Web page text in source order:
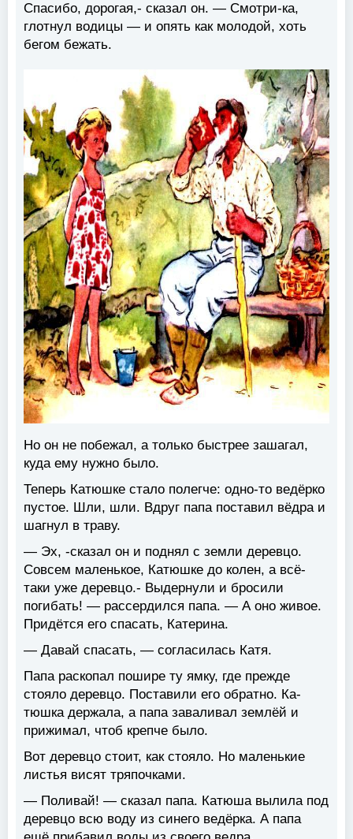
Спасибо, дорогая,- сказал он. — Смотри-ка,
глотнул водицы — и опять как молодой, хоть
бегом бежать.
Но он не побежал, а только быстрее зашагал,
куда ему нужно было.
Теперь Катюшке стало полегче: одно-то ведёрко
пустое. Шли, шли. Вдруг папа поставил вёдра и
шагнул в траву.
— Эх, -сказал он и поднял с земли деревцо.
Совсем маленькое, Катюшке до колен, а всё-
таки уже деревцо.- Выдернули и бросили
погибать! — рассердился папа. — А оно живое.
Придётся его спасать, Катерина.
— Давай спасать, — согласилась Катя.
Папа раскопал пошире ту ямку, где прежде
стояло деревцо. Поставили его обратно. Ка-
тюшка держала, а папа заваливал землёй и
прижимал, чтоб крепче было.
Вот деревцо стоит, как стояло. Но маленькие
листья висят тряпочками.
— Поливай! — сказал папа. Катюша вылила под
деревцо всю воду из синего ведёрка. А папа